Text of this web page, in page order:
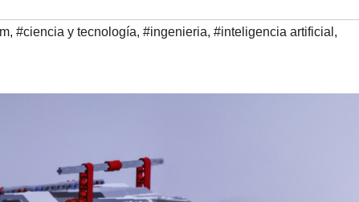
, #ciencia y tecnología, #ingenieria, #inteligencia artificial ,